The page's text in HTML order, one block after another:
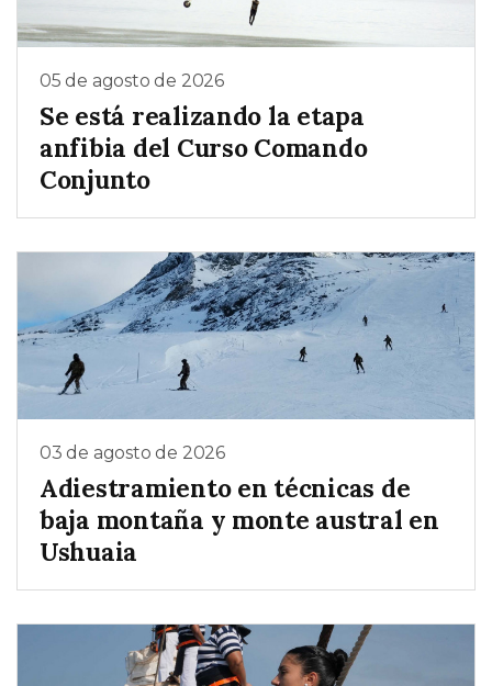
05 de agosto de 2026
Se está realizando la etapa
anfibia del Curso Comando
Conjunto
03 de agosto de 2026
Adiestramiento en técnicas de
baja montaña y monte austral en
Ushuaia